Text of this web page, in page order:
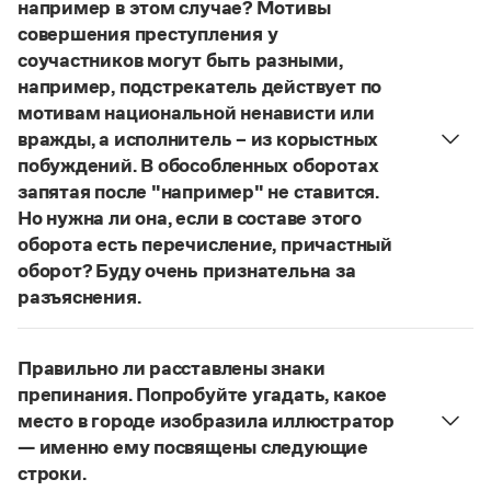
Словари русского языка как государственного
Справочники
Правила русской орфографии и пунктуации
Русский язык. Краткий теоретический курс
для школьников
Письмовник
Справочник по пунктуации
Словарь-справочник трудностей
Справочник по фразеологии
Азбучные истины
Словарь-справочник непростые слова
Журнал
Новости и события
Управление в русском языке
Словарь русских имён
Словарь методических терминов
Правила русской орфографии и пунктуации
(1956)
например в этом случае? Мотивы
совершения преступления у
соучастников могут быть разными,
например, подстрекатель действует по
мотивам национальной ненависти или
вражды, а исполнитель – из корыстных
побуждений. В обособленных оборотах
запятая после "например" не ставится.
Но нужна ли она, если в составе этого
оборота есть перечисление, причастный
оборот? Буду очень признательна за
разъяснения.
В § 94«Правил русской орфографии и пунктуации»
слова и сочетания слов, стоящие на границе
частей сложного предложения и относящиеся к
следующему за ними предложению,
не отделяются от него запятой:Послышался
резкий стук, должно быть сорвалась ставня
Правильно ли расставлены знаки
препинания. Попробуйте угадать, какое
место в городе изобразила иллюстратор
— именно ему посвящены следующие
строки.